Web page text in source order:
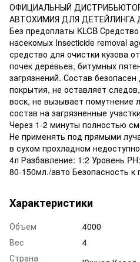
ОФИЦИАЛЬНЫЙ
АВТОХИМИЯ ДЛЯ ДЕТЕЙЛИНГА
Без предоплаты KLCB
насекомых Insecticide removal
средство для очистки кузова
почек деревьев, битумных
загрязнений. Состав безопасен
покрытия, не оставляет
воск, не вызывает
состав на загрязненные
Через 1-2 минуты полностью
Не применять под прямыми
в сухом прохладном
4л Разбавление: 1:2 Уровень
80-150мл./авто Безопасность
Характеристики
Объем
4000
Вес
4
Страна